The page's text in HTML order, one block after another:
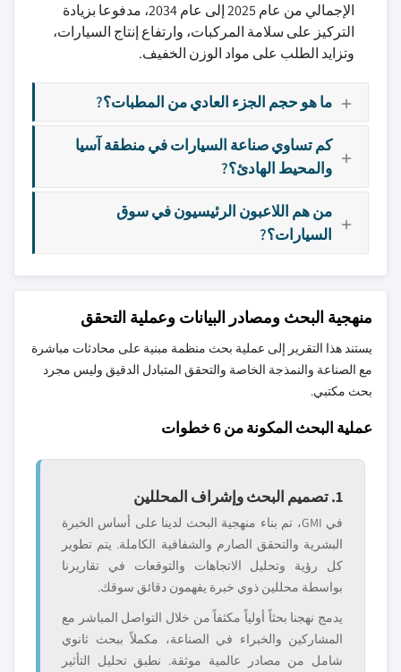
الإجمالي من عام 2025 إلى عام 2034، مدفوعا بزيادة
التركيز على سلامة المركبات، وارتفاع إنتاج السيارات،
وتزايد الطلب على مواد الوزن الخفيف.
ما هو حجم الجزء العادي من المطبات؟?
كم تساوي صناعة السيارات في منطقة آسيا
والمحيط الهادئ؟?
من هم اللاعبون الرئيسيون في سوق
السيارات؟?
منهجية البحث ومصادر البيانات وعملية التحقق
يستند هذا التقرير إلى عملية بحث منظمة مبنية على محادثات مباشرة
مع الصناعة والنمذجة الخاصة والتحقق المتبادل الدقيق وليس مجرد
بحث مكتبي.
عملية البحث المكونة من 6 خطوات
1. تصميم البحث وإشراف المحللين
في GMI، تم بناء منهجية البحث لدينا على أساس الخبرة
البشرية والتحقق الصارم والشفافية الكاملة. يتم تطوير
كل رؤية وتحليل الاتجاهات والتوقعات في تقاريرنا
بواسطة محللين ذوي خبرة يفهمون دقائق سوقك.
يدمج نهجنا بحثاً أولياً مكثفاً من خلال التواصل المباشر مع
المشاركين والخبراء في الصناعة، مكملاً ببحث ثانوي
شامل من مصادر عالمية موثقة. نطبق تحليل التأثير